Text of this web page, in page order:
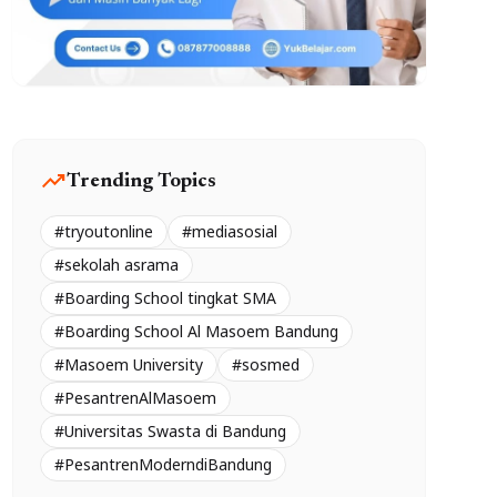
trending_upTrending Topics
#tryoutonline
#mediasosial
#sekolah asrama
#Boarding School tingkat SMA
#Boarding School Al Masoem Bandung
#Masoem University
#sosmed
#PesantrenAlMasoem
#Universitas Swasta di Bandung
#PesantrenModerndiBandung